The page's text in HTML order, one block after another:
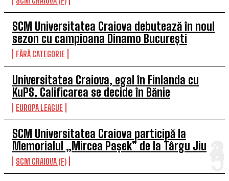
SCM Universitatea Craiova debutează în noul
sezon cu campioana Dinamo București
FĂRĂ CATEGORIE
Universitatea Craiova, egal în Finlanda cu
KuPS. Calificarea se decide în Bănie
EUROPA LEAGUE
SCM Universitatea Craiova participă la
Memorialul „Mircea Pașek” de la Târgu Jiu
SCM CRAIOVA (F)